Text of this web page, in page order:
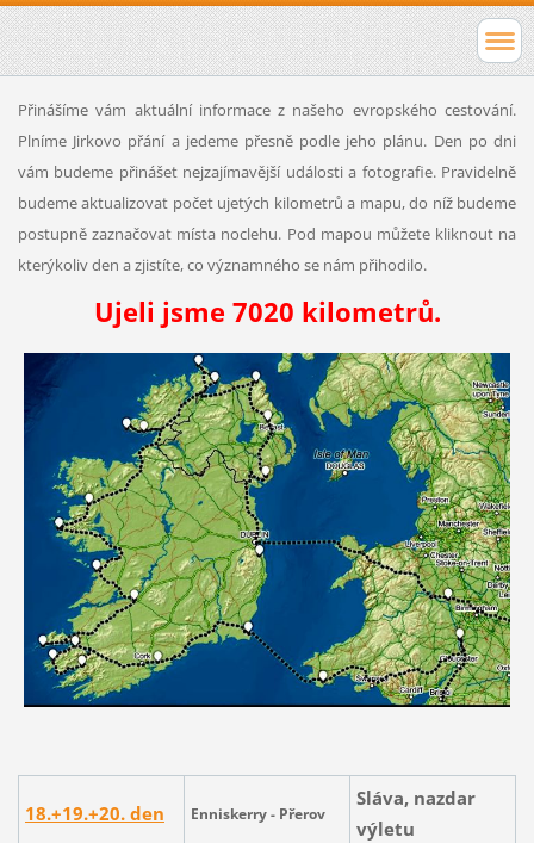
Přinášíme vám aktuální informace z našeho evropského cestování.
Plníme Jirkovo přání a jedeme přesně podle jeho plánu. Den po dni
vám budeme přinášet nejzajímavější události a fotografie. Pravidelně
budeme aktualizovat počet ujetých kilometrů a mapu, do níž budeme
postupně zaznačovat místa noclehu. Pod mapou můžete kliknout na
kterýkoliv den a zjistíte, co významného se nám přihodilo.
Ujeli jsme 7020 kilometrů.
18.+19.+20.den Enniskerry - Přerov
Sláva, nazdar
výletu